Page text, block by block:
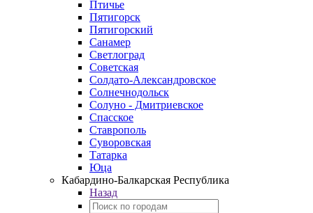
Птичье
Пятигорск
Пятигорский
Санамер
Светлоград
Советская
Солдато-Александровское
Солнечнодольск
Солуно - Дмитриевское
Спасское
Ставрополь
Суворовская
Татарка
Юца
Кабардино‑Балкарская Республика
Назад